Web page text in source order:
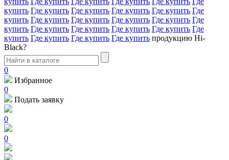
купить Где купить Где купить Где купить Где купить Где
купить Где купить Где купить Где купить Где купить Где
купить Где купить Где купить Где купить Где купить Где
купить Где купить Где купить Где купить продукцию Hi-
Black?
0
Избранное
0
Подать заявку
0
0